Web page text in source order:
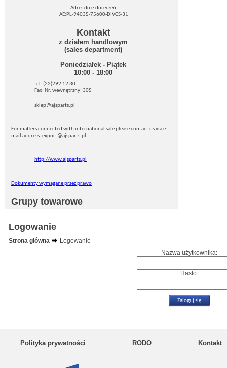
Adres do e-doreczeń:
AE:PL-94035-75600-DIVCS-31
Kontakt
z działem handlowym
(sales department)
Poniedziałek - Piątek
10:00 - 18:00
tel. (22)292 12 30
Fax: Nr. wewnętrzny: 305
sklep@ajsparts.pl
For matters connected with international sale please contact us via e-
mail address: export@ajsparts.pl.
http://www.ajsparts.pl
Dokumenty wymagane przez prawo
Grupy towarowe
Logowanie
Strona główna
Logowanie
Nazwa użytkownika:
Hasło:
Polityka prywatności RODO Kontakt